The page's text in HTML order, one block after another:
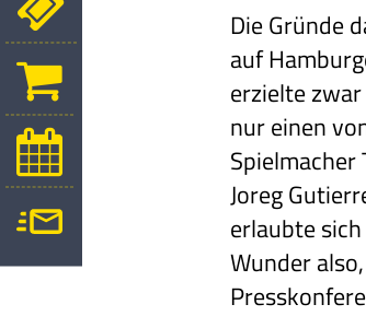
Die Gründe
auf
erzielte
nur einen
Joreg
erlaubte
Wunder